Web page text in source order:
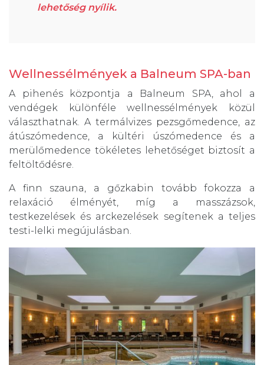
lehetőség nyílik.
Wellnessélmények a Balneum SPA-ban
A pihenés központja a Balneum SPA, ahol a
vendégek különféle wellnessélmények közül
választhatnak. A termálvizes pezsgőmedence, az
átúszómedence, a kültéri úszómedence és a
merülőmedence tökéletes lehetőséget biztosít a
feltöltődésre.
A finn szauna, a gőzkabin tovább fokozza a
relaxáció élményét, míg a masszázsok,
testkezelések és arckezelések segítenek a teljes
testi-lelki megújulásban.